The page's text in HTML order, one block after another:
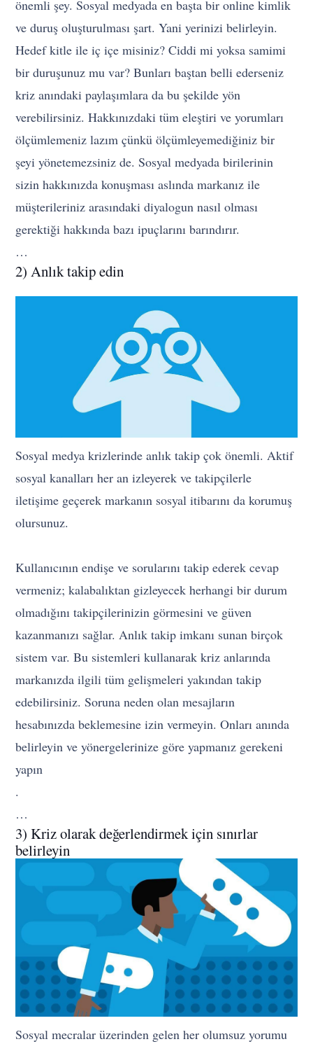
önemli şey. Sosyal medyada en başta bir online kimlik
ve duruş oluşturulması şart. Yani yerinizi belirleyin.
Hedef kitle ile iç içe misiniz? Ciddi mi yoksa samimi
bir duruşunuz mu var? Bunları baştan belli ederseniz
kriz anındaki paylaşımlara da bu şekilde yön
verebilirsiniz. Hakkınızdaki tüm eleştiri ve yorumları
ölçümlemeniz lazım çünkü ölçümleyemediğiniz bir
şeyi yönetemezsiniz de. Sosyal medyada birilerinin
sizin hakkınızda konuşması aslında markanız ile
müşterileriniz arasındaki diyalogun nasıl olması
gerektiği hakkında bazı ipuçlarını barındırır.
…
2) Anlık takip edin
Sosyal medya krizlerinde anlık takip çok önemli. Aktif
sosyal kanalları her an izleyerek ve takipçilerle
iletişime geçerek markanın sosyal itibarını da korumuş
olursunuz.
Kullanıcının endişe ve sorularını takip ederek cevap
vermeniz; kalabalıktan gizleyecek herhangi bir durum
olmadığını takipçilerinizin görmesini ve güven
kazanmanızı sağlar. Anlık takip imkanı sunan birçok
sistem var. Bu sistemleri kullanarak kriz anlarında
markanızda ilgili tüm gelişmeleri yakından takip
edebilirsiniz. Soruna neden olan mesajların
hesabınızda beklemesine izin vermeyin. Onları anında
belirleyin ve yönergelerinize göre yapmanız gerekeni
yapın
.
…
3) Kriz olarak değerlendirmek için sınırlar
belirleyin
Sosyal mecralar üzerinden gelen her olumsuz yorumu